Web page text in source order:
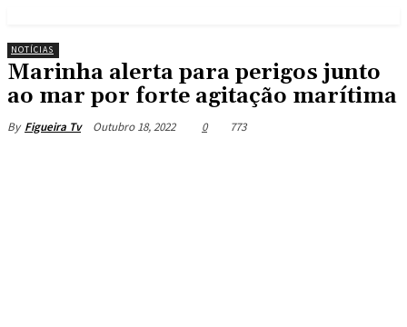
NOTÍCIAS
Marinha alerta para perigos junto
ao mar por forte agitação marítima
By Figueira Tv Outubro 18, 2022 0 773